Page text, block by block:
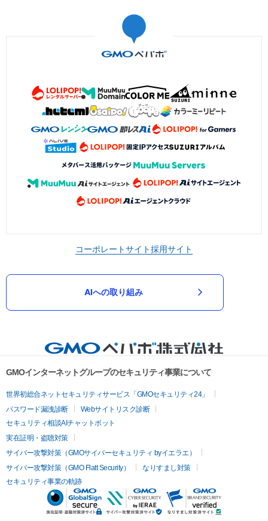
コーポレートサイト採用サイト
AIへの取り組み
GMOインターネットグループのセキュリティ事業について
世界初総合ネットセキュリティサービス「GMOセキュリティ24」
パスワード漏洩診断
Webサイトリスク診断
セキュリティ相談AIチャットボット
実在証明・盗聴対策
サイバー攻撃対策（GMOサイバーセキュリティ byイエラエ）
サイバー攻撃対策（GMO Flatt Security）
なりすまし対策
セキュリティ事業の軌跡